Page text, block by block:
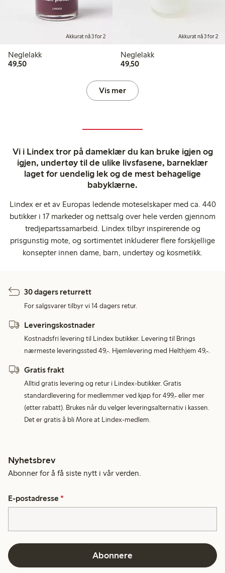
Akkurat nå 3 for 2
Neglelakk
49,5049,50 kr
Akkurat nå 3 for 2
Neglelakk
49,5049,50 kr
Vis mer
Vi i Lindex tror på dameklær du kan bruke igjen og
igjen, undertøy til de ulike livsfasene, barneklær
laget for uendelig lek og de mest behagelige
babyklærne.
Lindex er et av Europas ledende moteselskaper med ca. 440
butikker i 17 markeder og nettsalg over hele verden gjennom
tredjepartssamarbeid. Lindex tilbyr inspirerende og
prisgunstig mote, og sortimentet inkluderer flere forskjellige
konsepter innen dame, barn, undertøy og kosmetikk.
30 dagers returrett
For salgsvarer tilbyr vi 14 dagers retur.
Leveringskostnader
Kostnadsfri levering til Lindex butikker. Levering til Brings
nærmeste leveringssted 49,-. Hjemlevering med Helthjem 49,-.
Gratis frakt
Alltid gratis levering og retur i Lindex-butikker. Gratis
standardlevering for medlemmer ved kjøp for 499,- eller mer
(etter rabatt). Brukes når du velger leveringsalternativ i kassen.
Det er gratis å bli More at Lindex-medlem.
Nyhetsbrev
Abonner for å få siste nytt i vår verden.
E-postadresse *
Abonnere